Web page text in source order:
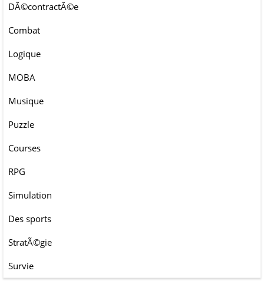
DÃ©contractÃ©e
Combat
Logique
MOBA
Musique
Puzzle
Courses
RPG
Simulation
Des sports
StratÃ©gie
Survie